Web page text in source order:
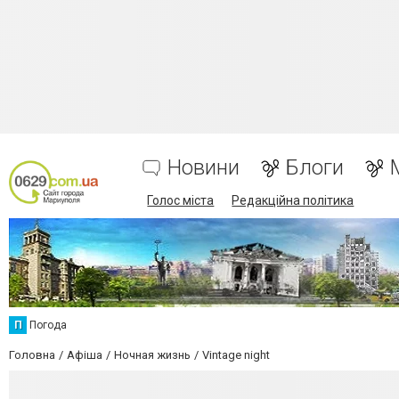
Новини Блоги
Голос міста Редакційна політика
П Погода
Головна Афіша Ночная жизнь Vintage night